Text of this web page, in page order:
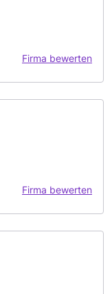
Firma bewerten
Firma bewerten